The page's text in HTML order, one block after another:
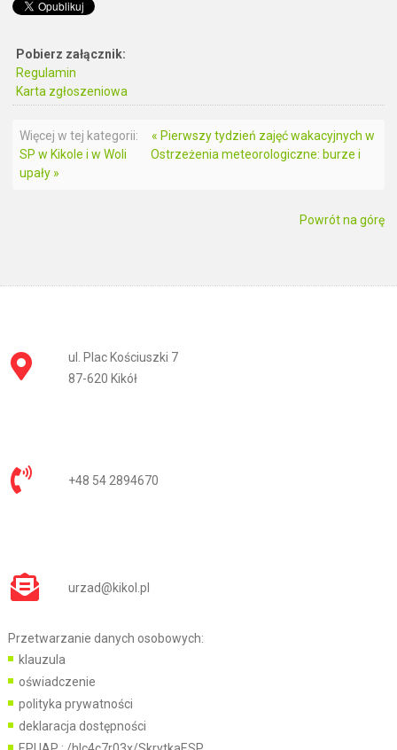
Pobierz załącznik:
Regulamin
Karta zgłoszeniowa
Więcej w tej kategorii:
« Pierwszy tydzień zajęć wakacyjnych w
SP w Kikole i w Woli
Ostrzeżenia meteorologiczne: burze i
upały »
Powrót na górę
ul. Plac Kościuszki 7
87-620 Kikół
+48 54 2894670
urzad@kikol.pl
Przetwarzanie danych osobowych:
klauzula
oświadczenie
polityka prywatności
deklaracja dostępności